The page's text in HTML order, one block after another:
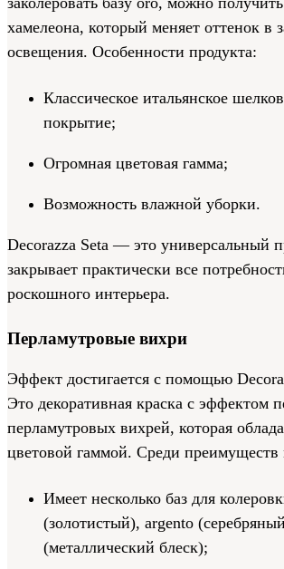
хамелеона, который меняет оттенок в
освещения. Особенности продукта:
Классическое итальянское
покрытие;
Огромная цветовая гамма;
Возможность влажной уборки.
Decorazza Seta — это универсальный
закрывает практически все
роскошного интерьера.
Перламутровые вихри
Эффект достигается с помощью
Это декоративная краска с эффектом
перламутровых вихрей, которая
цветовой гаммой. Среди преимуществ
Имеет несколько баз для
(золотистый), argento
(металлический блеск);